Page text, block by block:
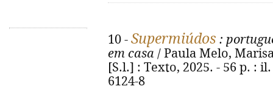
10 - Supermiúdos :
em casa / Paula Melo,
[S.l.] : Texto, 2025. - 56 p. :
6124-8